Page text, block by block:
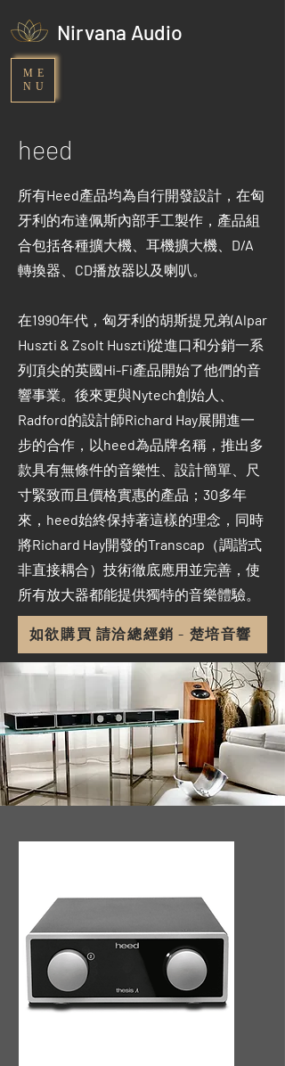
ME
NU
Nirvana Audio
heed
所有Heed產品均為自行開發設計，在匈
牙利的布達佩斯內部手工製作，產品組
合包括各種擴大機、耳機擴大機、 D/A
轉換器、 CD播放器以及喇叭。
在1990年代，匈牙利的胡斯提兄弟(Alpar
Huszti & Zsolt Huszti)從進口和分銷一系
列頂尖的英國Hi-Fi產品開始了他們的音
響事業。後來更與Nytech創始人、
Radford的設計師Richard Hay展開進一
步的合作，以heed為品牌名稱，推出多
款具有無條件的音樂性、設計簡單、尺
寸緊致而且價格實惠的產品； 30多年
來， heed始終保持著這樣的理念，同時
將Richard Hay開發的Transcap （調諧式
非直接耦合）技術徹底應用並完善，使
所有放大器都能提供獨特的音樂體驗。
如欲購買 請洽總經銷 - 楚培音響